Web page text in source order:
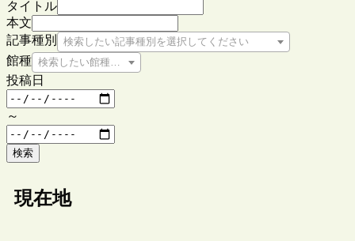
タイトル
本文
記事種別
検索したい記事種別を選択してください
館種 検索したい館種を選択してください
投稿日
～
検索
現在地